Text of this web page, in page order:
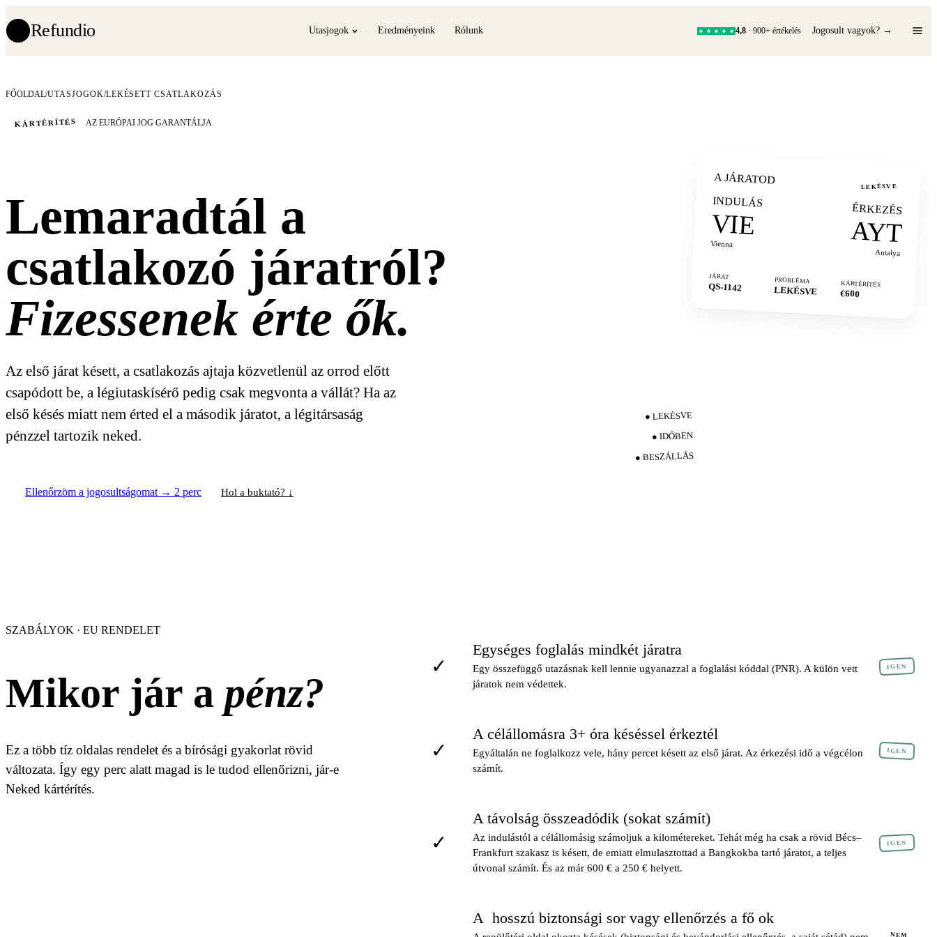
Refundio Utasjogok Eredményeink Rólunk 4,8 · 900+ értékelés Jogosult vagyok? →
FŐOLDAL/UTASJOGOK/LEKÉSETT CSATLAKOZÁS
KÁRTÉRÍTÉS AZ EURÓPAI JOG GARANTÁLJA
Lemaradtál a
csatlakozó járatról?
Fizessenek érte ők.
Az első járat késett, a csatlakozás ajtaja közvetlenül az orrod előtt
csapódott be, a légiutaskísérő pedig csak megvonta a vállát? Ha az
első késés miatt nem érted el a második járatot, a légitársaság
pénzzel tartozik neked.
Ellenőrzöm a jogosultságomat → 2 perc Hol a buktató? ↓
A JÁRATOD
LEKÉSVE
INDULÁS
VIE
Vienna
ÉRKEZÉS
AYT
Antalya
JÁRAT
QS-1142
PROBLÉMA
LEKÉSVE
KÁRTÉRÍTÉS
€600
● LEKÉSVE
● IDŐBEN
● BESZÁLLÁS
SZABÁLYOK · EU RENDELET
Mikor jár a pénz?
Ez a több tíz oldalas rendelet és a bírósági gyakorlat rövid
változata. Így egy perc alatt magad is le tudod ellenőrizni, jár-e
Neked kártérítés.
✓
Egységes foglalás mindkét járatra
Egy összefüggő utazásnak kell lennie ugyanazzal a foglalási kóddal (PNR). A külön vett
járatok nem védettek.
IGEN
✓
A célállomásra 3+ óra késéssel érkeztél
Egyáltalán ne foglalkozz vele, hány percet késett az első járat. Az érkezési idő a végcélon
számít.
IGEN
✓
A távolság összeadódik (sokat számít)
Az indulástól a célállomásig számoljuk a kilométereket. Tehát még ha csak a rövid Bécs–
Frankfurt szakasz is késett, de emiatt elmulasztottad a Bangkokba tartó járatot, a teljes
útvonal számít. És az már 600 € a 250 € helyett.
IGEN
A hosszú biztonsági sor vagy ellenőrzés a fő ok
NEM